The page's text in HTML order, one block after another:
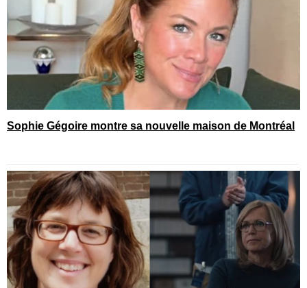
Sophie Gégoire montre sa nouvelle maison de Montréal